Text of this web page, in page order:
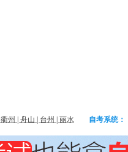
衢州 舟山 台州 丽水 自考系统：